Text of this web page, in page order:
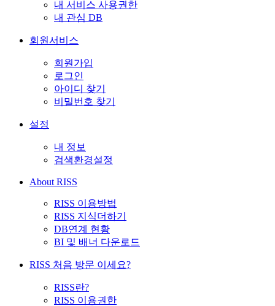
내 서비스 사용권한
내 관심 DB
회원서비스
회원가입
로그인
아이디 찾기
비밀번호 찾기
설정
내 정보
검색환경설정
About RISS
RISS 이용방법
RISS 지식더하기
DB연계 현황
BI 및 배너 다운로드
RISS 처음 방문 이세요?
RISS란?
RISS 이용권한